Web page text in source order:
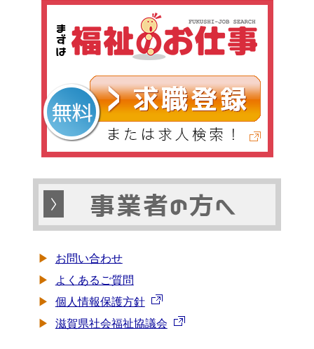
お問い合わせ
よくあるご質問
個人情報保護方針
滋賀県社会福祉協議会